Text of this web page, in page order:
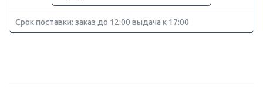
Срок поставки: заказ до 12:00 выдача к 17:00